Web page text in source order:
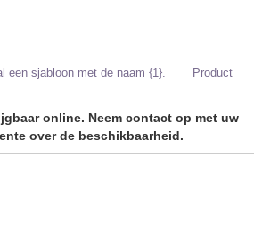
een sjabloon met de naam {1}.
Product
online. Neem contact op met uw
over de beschikbaarheid.